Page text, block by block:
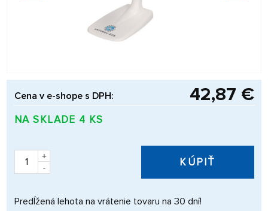
Cena v e-shope s DPH: 42,87 €
NA SKLADE 4 KS
+
-
KÚPIŤ
Predĺžená lehota na vrátenie tovaru na 30 dní!